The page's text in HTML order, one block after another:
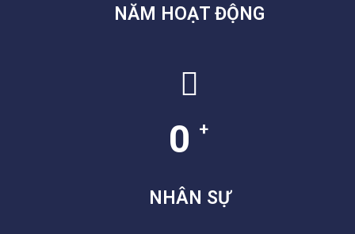
NĂM HOẠT ĐỘNG
0 +
NHÂN SỰ